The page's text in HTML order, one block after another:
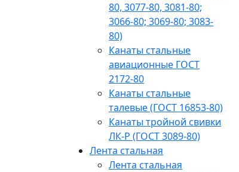
80, 3077-80, 3081-80;
3066-80; 3069-80; 3083-
80)
Канаты стальные
авиационные ГОСТ
2172-80
Канаты стальные
талевые (ГОСТ 16853-80)
Канаты тройной свивки
ЛК-Р (ГОСТ 3089-80)
Лента стальная
Лента стальная